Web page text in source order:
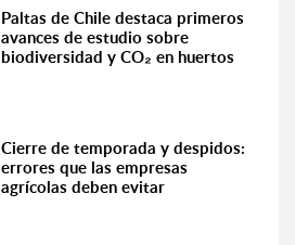
Paltas de Chile destaca primeros
avances de estudio sobre
biodiversidad y CO₂ en huertos
Cierre de temporada y despidos:
errores que las empresas
agrícolas deben evitar